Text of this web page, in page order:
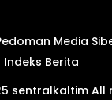
Media
Indeks Berita
sentralkaltim All